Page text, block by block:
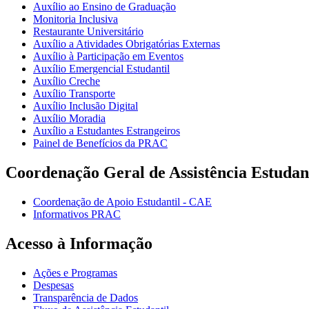
Auxílio ao Ensino de Graduação
Monitoria Inclusiva
Restaurante Universitário
Auxílio a Atividades Obrigatórias Externas
Auxílio à Participação em Eventos
Auxílio Emergencial Estudantil
Auxílio Creche
Auxílio Transporte
Auxílio Inclusão Digital
Auxílio Moradia
Auxílio a Estudantes Estrangeiros
Painel de Benefícios da PRAC
Coordenação Geral de Assistência
Coordenação de Apoio Estudantil - CAE
Informativos PRAC
Acesso à Informação
Ações e Programas
Despesas
Transparência de Dados